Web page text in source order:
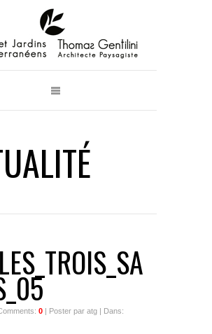
0 | Poster par atg | Dans: